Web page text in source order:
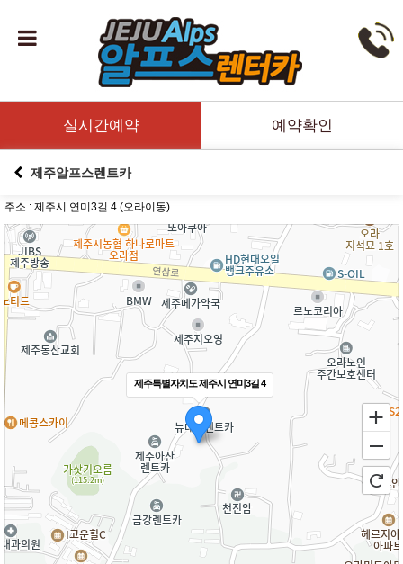
실시간예약 예약확인
제주알프스렌트카
주소 : 제주시 연미3길 4 (오라이동)
제주특별자치도 제주시 연미3길 4